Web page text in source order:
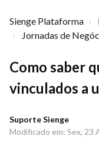
Sienge Plataforma
Jornadas de
Como saber
vinculados a
Suporte Sienge
Modificado em: Sex, 23